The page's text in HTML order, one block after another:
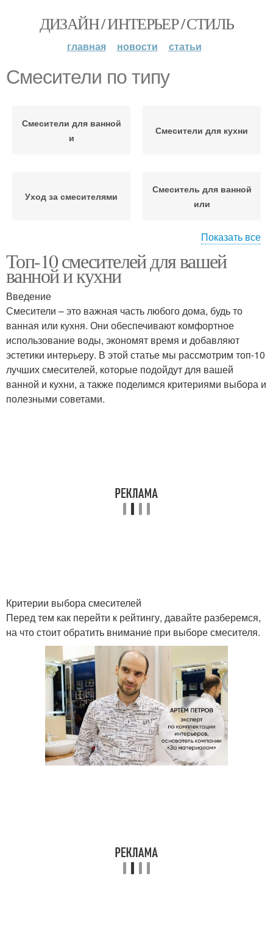
ДИЗАЙН / ИНТЕРЬЕР / СТИЛЬ
главная новости статьи
Смесители по типу
Смесители для ванной
и
Смесители для кухни
Уход за смесителями
Смеситель для ванной
или
Недорогие смесители
Разница между
смесителями
Показать все
Топ-10 смесителей для вашей
ванной и кухни
Введение
Смесители – это важная часть любого дома, будь то
ванная или кухня. Они обеспечивают комфортное
использование воды, экономят время и добавляют
эстетики интерьеру. В этой статье мы рассмотрим топ-10
лучших смесителей, которые подойдут для вашей
ванной и кухни, а также поделимся критериями выбора и
полезными советами.
Критерии выбора смесителей
Перед тем как перейти к рейтингу, давайте разберемся,
на что стоит обратить внимание при выборе смесителя.